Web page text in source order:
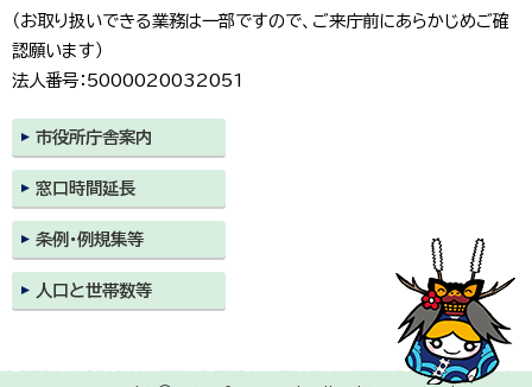
（お取り扱いできる業務は一部ですので、ご来庁前にあらかじめご確
認願います）
法人番号：5000020032051
市役所庁舎案内
窓口時間延長
条例・例規集等
人口と世帯数等